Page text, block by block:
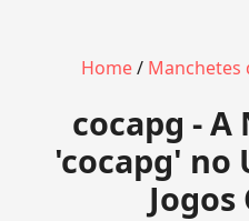
Home/ Manchetes
cocapg - A
'cocapg' no